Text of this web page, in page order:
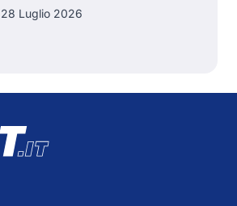
28 Luglio 2026